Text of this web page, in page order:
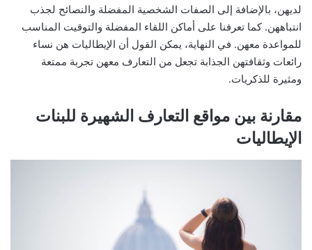
لديهن، بالإضافة إلى الصفات الشخصية المفضلة والنصائح لجذب
انتباههن. كما تعرفنا على أماكن اللقاء المفضلة والتوقيت المناسب
للمواعدة معهن. في النهاية، يمكن القول أن الإيطاليات هن نساء
رائعات وثقافتهن الجذابة تجعل من التعارف معهن تجربة ممتعة
ومثيرة للذكريات.
مقارنة بين مواقع التعارف الشهيرة للبنات
الإيطاليات